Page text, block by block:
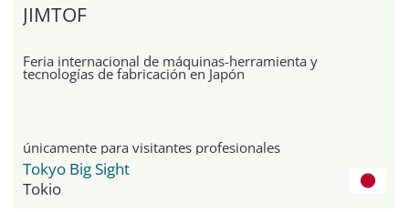
JIMTOF
Feria internacional de máquinas-herramienta y
tecnologías de fabricación en Japón
únicamente para visitantes profesionales
Tokyo Big Sight
Tokio